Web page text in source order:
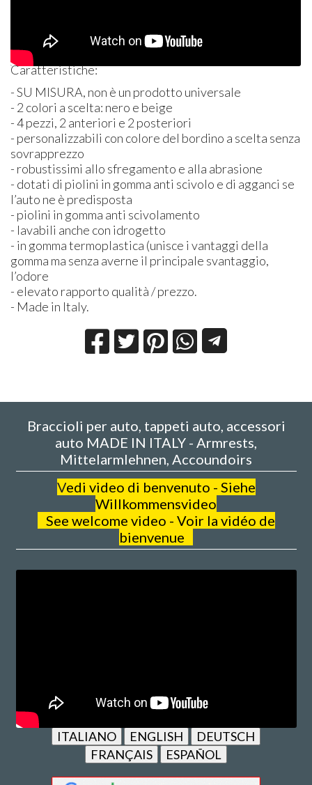
Caratteristiche:
- SU MISURA, non è un prodotto universale
- 2 colori a scelta: nero e beige
- 4 pezzi, 2 anteriori e 2 posteriori
- personalizzabili con colore del bordino a scelta senza
sovrapprezzo
- robustissimi allo sfregamento e alla abrasione
- dotati di piolini in gomma anti scivolo e di agganci se
l’auto ne è predisposta
- piolini in gomma anti scivolamento
- lavabili anche con idrogetto
- in gomma termoplastica (unisce i vantaggi della
gomma ma senza averne il principale svantaggio,
l’odore
- elevato rapporto qualità / prezzo.
- Made in Italy.
Braccioli per auto, tappeti auto, accessori
auto MADE IN ITALY - Armrests,
Mittelarmlehnen, Accoundoirs
Vedi video di benvenuto - Siehe
Willkommensvideo
See welcome video - Voir la vidéo de
bienvenue
ITALIANO ENGLISH
DEUTSCH
FRANÇAIS
ESPAÑOL